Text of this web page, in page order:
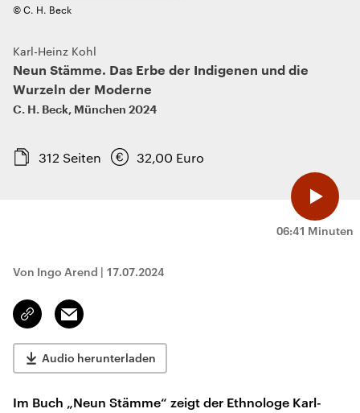
06:41 Minuten
© C. H. Beck
Karl-Heinz Kohl
Neun Stämme. Das Erbe der Indigenen und die
Wurzeln der Moderne
C. H. Beck, München 2024
312 Seiten 32,00 Euro
Von Ingo Arend | 17.07.2024
Link
kopieren/teilen
Email
Audio herunterladen
Im Buch „Neun Stämme“ zeigt der Ethnologe Karl-